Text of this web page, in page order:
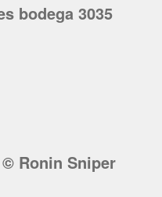
bodega 3035
© Ronin Sniper